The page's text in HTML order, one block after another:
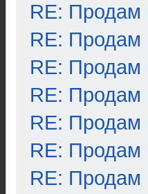
RE: Продам
RE: Продам
RE: Продам
RE: Продам
RE: Продам
RE: Продам
RE: Продам